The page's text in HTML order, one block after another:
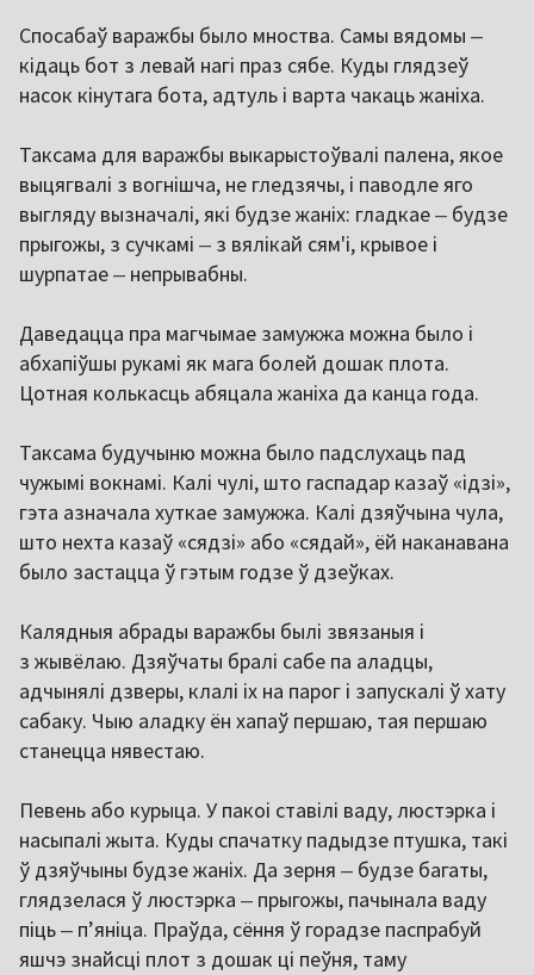
Спосабаў варажбы было мноства. Самы вядомы ‒
кідаць бот з левай нагі праз сябе. Куды глядзеў
насок кінутага бота, адтуль і варта чакаць жаніха.
Таксама для варажбы выкарыстоўвалі палена, якое
выцягвалі з вогнішча, не гледзячы, і паводле яго
выгляду вызначалі, які будзе жаніх: гладкае‒ будзе
прыгожы, з сучкамі ‒ з вялікай сям'і, крывое і
шурпатае‒ непрывабны.
Даведацца пра магчымае замужжа можна было і
абхапіўшы рукамі як мага болей дошак плота.
Цотная колькасць абяцала жаніха да канца года.
Таксама будучыню можна было падслухаць пад
чужымі вокнамі. Калі чулі, што гаспадар казаў «ідзі»,
гэта азначала хуткае замужжа. Калі дзяўчына чула,
што нехта казаў «сядзі» або «сядай», ёй наканавана
было застацца ў гэтым годзе ў дзеўках.
Калядныя абрады варажбы былі звязаныя і
з жывёлаю. Дзяўчаты бралі сабе па аладцы,
адчынялі дзверы, клалі іх на парог і запускалі ў хату
сабаку. Чыю аладку ён хапаў першаю, тая першаю
станецца нявестаю.
Певень або курыца. У пакоі ставілі ваду, люстэрка і
насыпалі жыта. Куды спачатку падыдзе птушка, такі
ў дзяўчыны будзе жаніх. Да зерня ‒ будзе багаты,
глядзелася ў люстэрка ‒ прыгожы, пачынала ваду
піць‒ п’яніца. Праўда, сёння ў горадзе паспрабуй
яшчэ знайсці плот з дошак ці пеўня, таму